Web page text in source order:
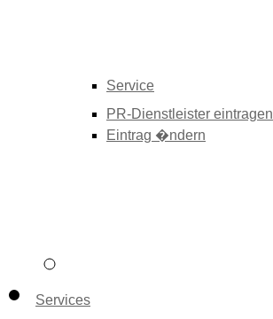
Service
PR-Dienstleister eintragen
Eintrag �ndern
Services